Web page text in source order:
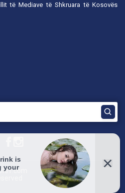
të Mediave të Shkruara të Kosovës